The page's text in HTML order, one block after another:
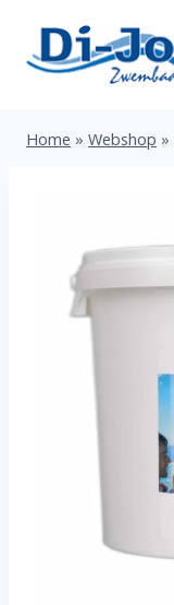
inhoud
Home » Webshop »